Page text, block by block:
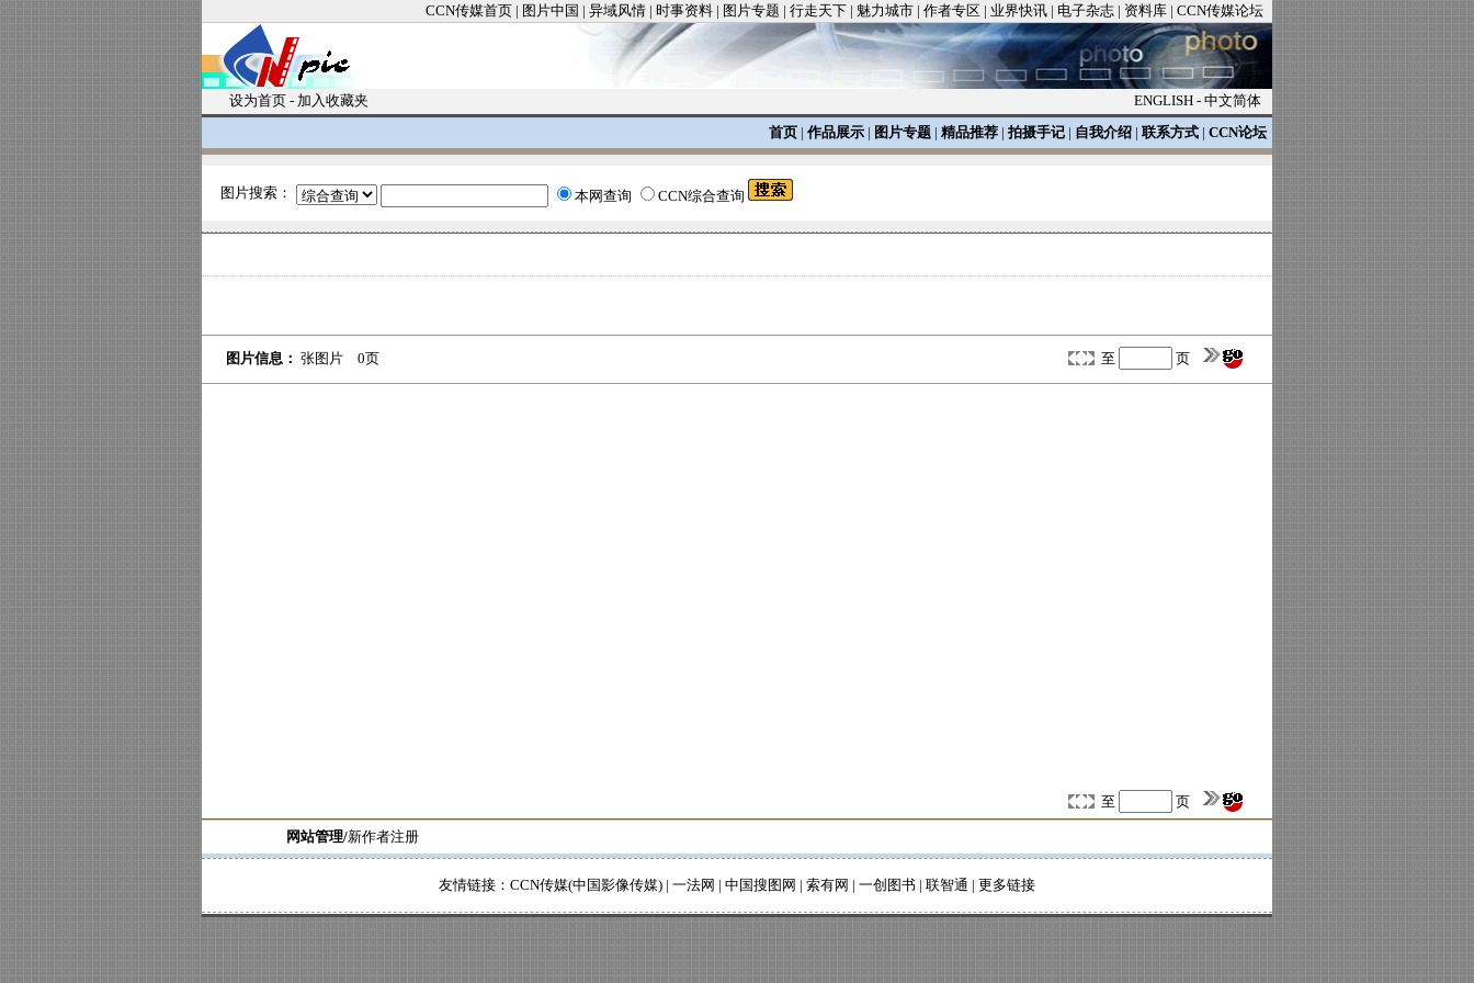
CCN传媒首页 | 图片中国 | 异域风情 | 时事资料 | 图片专题 | 行走天下 | 魅力城市 | 作者专区 | 业界快讯 | 电子杂志 | 资料库 | CCN传媒论坛
设为首页 - 加入收藏夹 ENGLISH - 中文简体
首页 | 作品展示 | 图片专题 | 精品推荐 | 拍摄手记 | 自我介绍 | 联系方式 | CCN论坛
图片搜索： 本网查询 CCN综合查询
图片信息： 张图片 0页 至 页
至 页
网站管理/新作者注册
友情链接： CCN传媒(中国影像传媒) | 一法网 | 中国搜图网 | 索有网 | 一创图书 | 联智通 | 更多链接